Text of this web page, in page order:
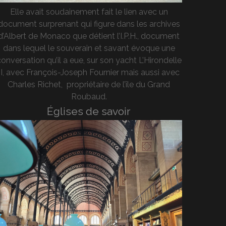
Elle avait soudainement fait le lien avec un
surprenant qui figure dans les archives
de Monaco que détient l’I.P.H., document
dans lequel le souverain et savant évoque une
qu’il a eue, sur son yacht L’Hirondelle
avec François-Joseph Fournier mais aussi avec
Charles Richet, propriétaire de l’île du Grand
Roubaud.
Églises de savoir